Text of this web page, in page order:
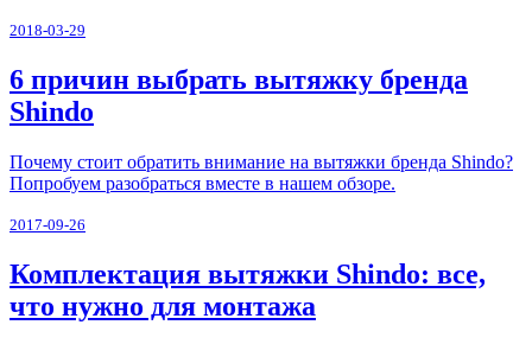
2018-03-29
6 причин выбрать вытяжку бренда
Shindo
Почему стоит обратить внимание на вытяжки бренда Shindo?
Попробуем разобраться вместе в нашем обзоре.
2017-09-26
Комплектация вытяжки Shindo: все,
что нужно для монтажа